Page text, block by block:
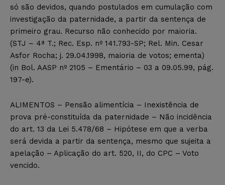
só são devidos, quando postulados em cumulação com
investigação da paternidade, a partir da sentença de
primeiro grau. Recurso não conhecido por maioria.
(STJ – 4ª T.; Rec. Esp. nº 141.793-SP; Rel. Min. Cesar
Asfor Rocha; j. 29.04.1998, maioria de votos; ementa)
(in Bol. AASP nº 2105 – Ementário – 03 a 09.05.99, pág.
197-e).
ALIMENTOS – Pensão alimentícia – Inexistência de
prova pré-constituída da paternidade – Não incidência
do art. 13 da Lei 5.478/68 – Hipótese em que a verba
será devida a partir da sentença, mesmo que sujeita a
apelação – Aplicação do art. 520, II, do CPC – Voto
vencido.